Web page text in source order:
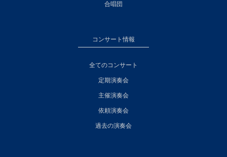
合唱団
コンサート情報
全てのコンサート
定期演奏会
主催演奏会
依頼演奏会
過去の演奏会